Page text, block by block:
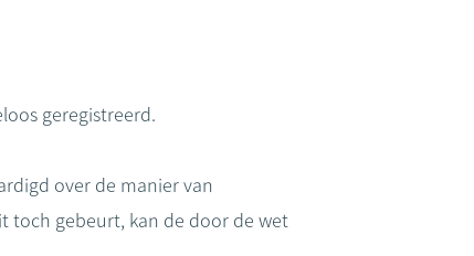
geregistreerd.
over de manier van
toch gebeurt, kan de door de wet